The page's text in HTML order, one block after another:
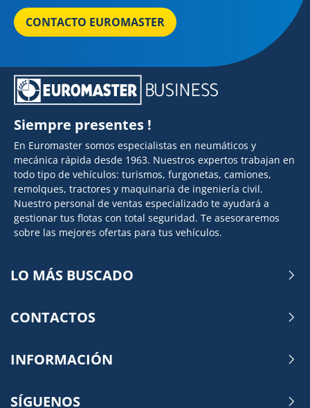
CONTACTO EUROMASTER
Siempre presentes !
En Euromaster somos especialistas en neumáticos y
mecánica rápida desde 1963. Nuestros expertos trabajan en
todo tipo de vehículos: turismos, furgonetas, camiones,
remolques, tractores y maquinaria de ingeniería civil.
Nuestro personal de ventas especializado te ayudará a
gestionar tus flotas con total seguridad. Te asesoraremos
sobre las mejores ofertas para tus vehículos.
LO MÁS BUSCADO
CONTACTOS
INFORMACIÓN
SÍGUENOS